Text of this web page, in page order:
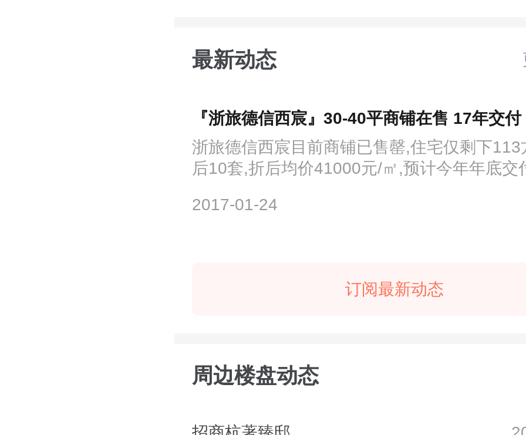
最新动态
『浙旅德信西宸』30-40平商铺在售 17年交付
浙旅德信西宸目前商铺已售罄,住宅仅剩下113
后10套,折后均价41000元/㎡,预计今年年底交
2017-01-24
订阅最新动态
周边楼盘动态